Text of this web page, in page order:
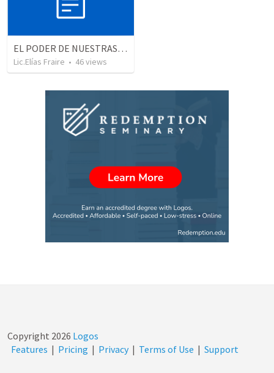
EL PODER DE NUESTRAS PALABRAS
Lic.Elías Fraire • 46views
Copyright 2026 Logos
Features | Pricing | Privacy | Terms of Use | Support